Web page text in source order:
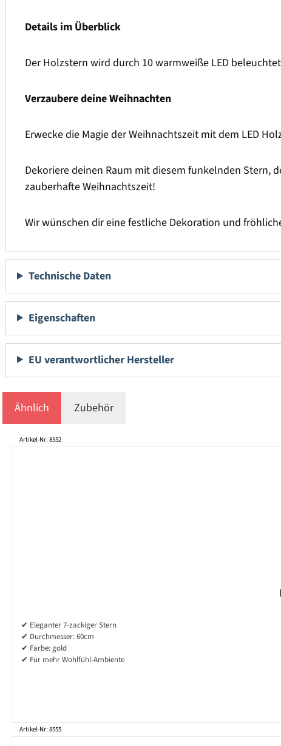
Details im Überblick
Der Holzstern wird durch 10 warmweiße LED
Verzaubere deine Weihnachten
Erwecke die Magie der Weihnachtszeit mit dem LED
Dekoriere deinen Raum mit diesem funkelnden Stern,
zauberhafte Weihnachtszeit!
Wir wünschen dir eine festliche Dekoration und
Technische Daten
Eigenschaften
EU verantwortlicher Hersteller
Ähnlich Zubehör
Produktgalerie überspringen
Artikel-Nr: 8552
✔ Eleganter 7-zackiger Stern
✔ Durchmesser: 60cm
✔ Farbe: gold
✔ Für mehr Wohlfühl-Ambiente
Artikel-Nr: 8555